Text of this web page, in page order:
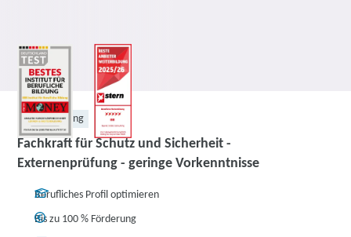
Weiterbildung
Fachkraft für Schutz und Sicherheit -
Externenprüfung - geringe Vorkenntnisse
Berufliches Profil optimieren
Bis zu 100 % Förderung